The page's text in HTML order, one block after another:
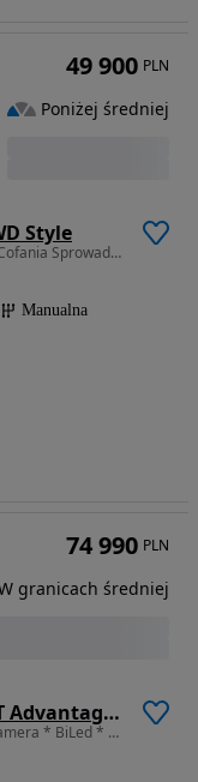
Style
1685 cm3 • 116 KM • 1.7CRDI 115KM Kamera Cofania Sprowadzony Zarejestrowany
Manualna
49 900 PLN
Poniżej średniej
Hyundai Tucson 1.6 GDi 2WD DCT Advantage+
1591 cm3 • 177 KM • Jedyne 81tkm * NAVI * Kamera * BiLed * LIFT * Automat
74 990 PLN
granicach średniej